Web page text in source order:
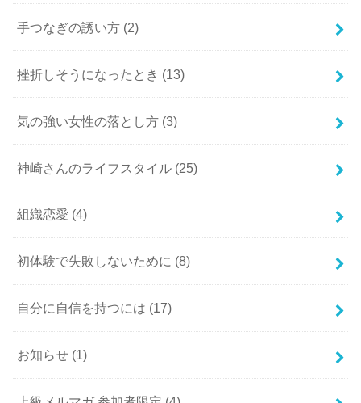
手つなぎの誘い方 (2)
挫折しそうになったとき (13)
気の強い女性の落とし方 (3)
神崎さんのライフスタイル (25)
組織恋愛 (4)
初体験で失敗しないために (8)
自分に自信を持つには (17)
お知らせ (1)